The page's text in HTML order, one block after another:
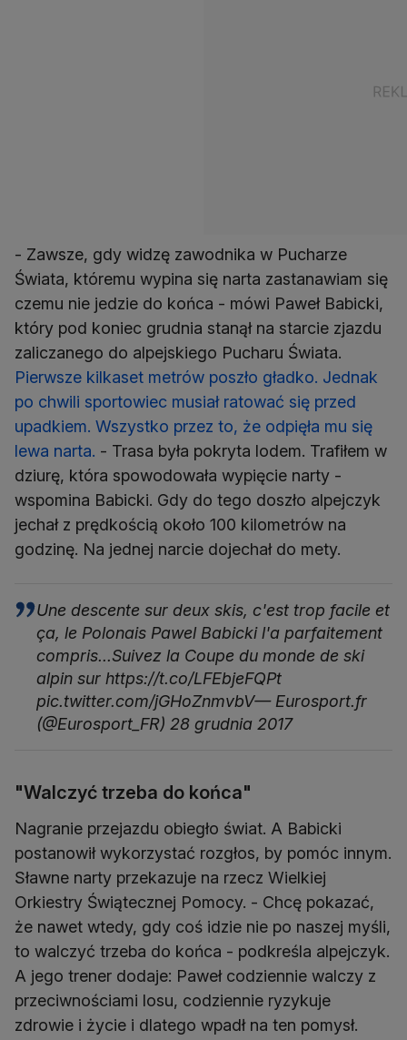
- Zawsze, gdy widzę zawodnika w Pucharze
Świata, któremu wypina się narta zastanawiam się
czemu nie jedzie do końca - mówi Paweł Babicki,
który pod koniec grudnia stanął na starcie zjazdu
zaliczanego do alpejskiego Pucharu Świata.
Pierwsze kilkaset metrów poszło gładko. Jednak
po chwili sportowiec musiał ratować się przed
upadkiem. Wszystko przez to, że odpięła mu się
lewa narta. - Trasa była pokryta lodem. Trafiłem w
dziurę, która spowodowała wypięcie narty -
wspomina Babicki. Gdy do tego doszło alpejczyk
jechał z prędkością około 100 kilometrów na
godzinę. Na jednej narcie dojechał do mety.
Une descente sur deux skis, c'est trop facile et
ça, le Polonais Pawel Babicki l'a parfaitement
compris...Suivez la Coupe du monde de ski
alpin sur https://t.co/LFEbjeFQPt
pic.twitter.com/jGHoZnmvbV— Eurosport.fr
(@Eurosport_FR) 28 grudnia 2017
"Walczyć trzeba do końca"
Nagranie przejazdu obiegło świat. A Babicki
postanowił wykorzystać rozgłos, by pomóc innym.
Sławne narty przekazuje na rzecz Wielkiej
Orkiestry Świątecznej Pomocy. - Chcę pokazać,
że nawet wtedy, gdy coś idzie nie po naszej myśli,
to walczyć trzeba do końca - podkreśla alpejczyk.
A jego trener dodaje: Paweł codziennie walczy z
przeciwnościami losu, codziennie ryzykuje
zdrowie i życie i dlatego wpadł na ten pomysł.